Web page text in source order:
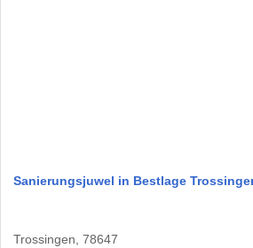
Sanierungsjuwel in Bestlage
Trossingen, 78647